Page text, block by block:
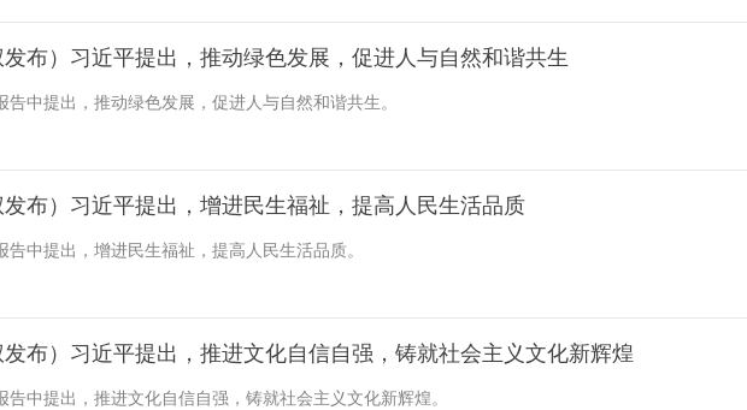
发布）习近平提出，推动绿色发展，促进人与自然和谐共生
告中提出，推动绿色发展，促进人与自然和谐共生。
发布）习近平提出，增进民生福祉，提高人民生活品质
告中提出，增进民生福祉，提高人民生活品质。
发布）习近平提出，推进文化自信自强，铸就社会主义文化新辉煌
告中提出，推进文化自信自强，铸就社会主义文化新辉煌。